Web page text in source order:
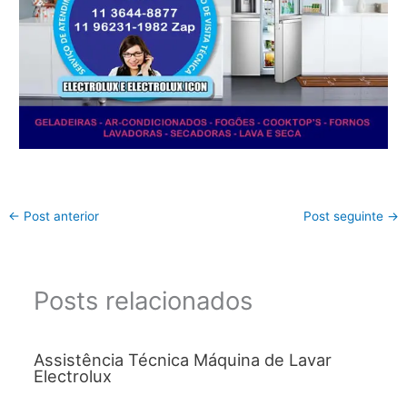
← Post anterior Post seguinte →
Posts relacionados
Assistência Técnica Máquina de Lavar
Electrolux